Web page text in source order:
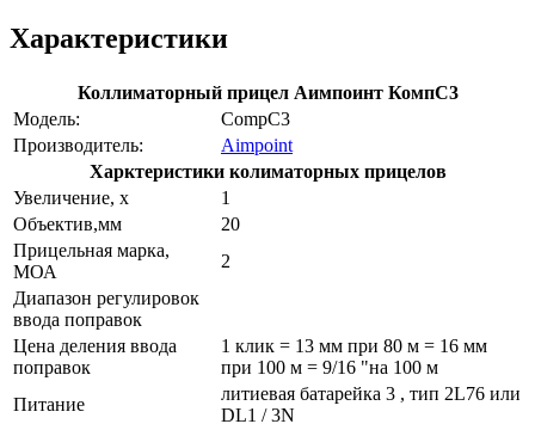
Характеристики
Коллиматорный прицел Аимпоинт КомпС3
Модель:
CompC3
Производитель:
Aimpoint
Харктеристики колиматорных прицелов
Увеличение, х
1
Объектив,мм
20
Прицельная марка,
МОА
2
Диапазон регулировок
ввода поправок
Цена деления ввода
поправок
1 клик = 13 мм при 80 м = 16 мм
при 100 м = 9/16 "на 100 м
Питание
литиевая батарейка 3 , тип 2L76 или
DL1 / 3N